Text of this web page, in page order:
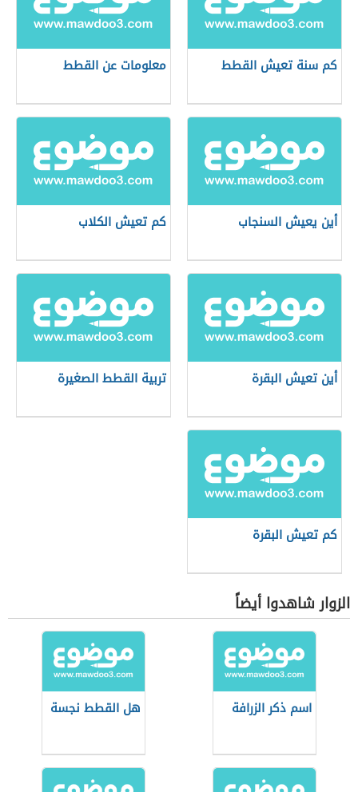
كم سنة تعيش القطط معلومات عن القطط
أين يعيش السنجاب كم تعيش الكلاب
أين تعيش البقرة تربية القطط الصغيرة
كم تعيش البقرة
الزوار شاهدوا أيضاً
اسم ذكر الزرافة هل القطط نجسة